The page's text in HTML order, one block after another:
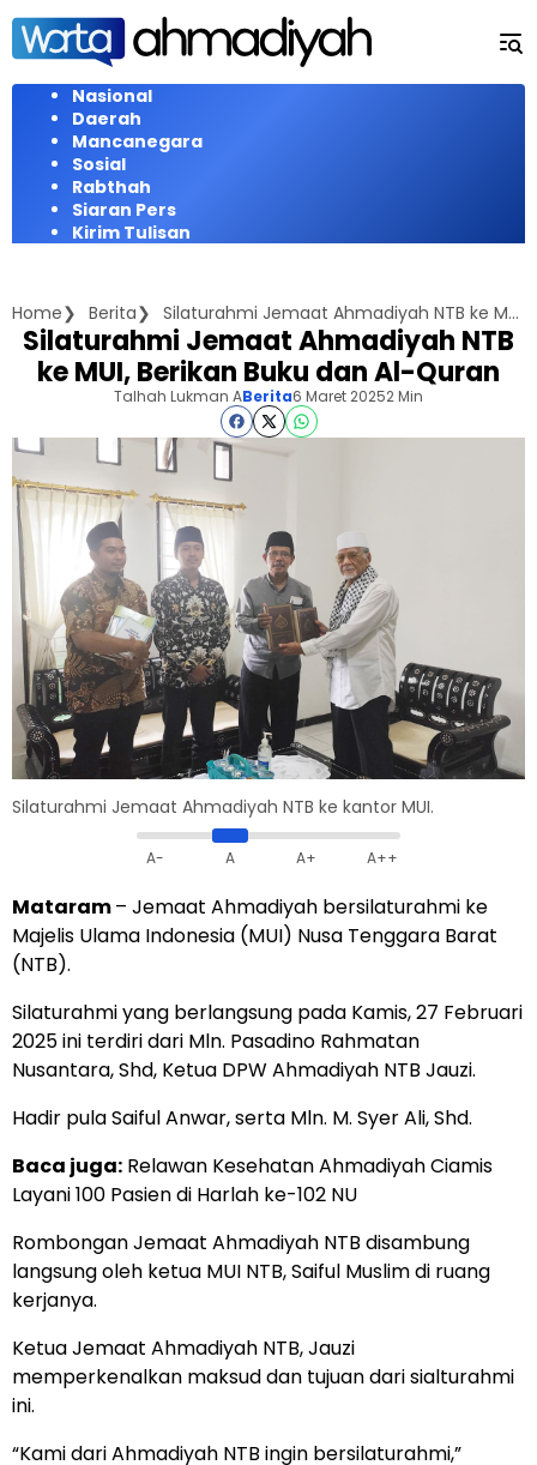
Langsung
konten
Nasional
Daerah
Mancanegara
Sosial
Rabthah
Siaran Pers
Kirim Tulisan
Home Berita Silaturahmi Jemaat Ahmadiyah NTB ke MUI, Berikan Buku dan Al-Quran
Silaturahmi Jemaat Ahmadiyah NTB
ke MUI, Berikan Buku dan Al-Quran
Talhah Lukman ABerita6 Maret 20252 Min
Silaturahmi Jemaat Ahmadiyah NTB ke kantor MUI.
A- A A+ A++
Mataram– Jemaat Ahmadiyah bersilaturahmi ke
Majelis Ulama Indonesia (MUI) Nusa Tenggara Barat
(NTB).
Silaturahmi yang berlangsung pada Kamis, 27 Februari
2025 ini terdiri dari Mln. Pasadino Rahmatan
Nusantara, Shd, Ketua DPW Ahmadiyah NTB Jauzi.
Hadir pula Saiful Anwar, serta Mln. M. Syer Ali, Shd.
Baca juga: Relawan Kesehatan Ahmadiyah Ciamis
Layani 100 Pasien di Harlah ke-102 NU
Rombongan Jemaat Ahmadiyah NTB disambung
langsung oleh ketua MUI NTB, Saiful Muslim di ruang
kerjanya.
Ketua Jemaat Ahmadiyah NTB, Jauzi
memperkenalkan maksud dan tujuan dari sialturahmi
ini.
“Kami dari Ahmadiyah NTB ingin bersilaturahmi,”